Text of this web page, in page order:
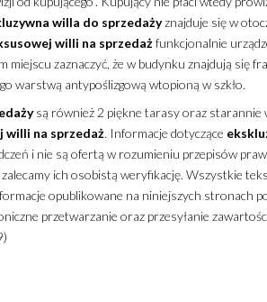
willa do sprzedażyznajduje się w
willi na sprzedażfunkcjonalnie
zaznaczyć, że w budynku znajdują się
warstwą antypoślizgową wtopioną w szkło.
są również 2 piękne tarasy oraz starannie
willi na sprzedaż. Informacje dotyczące
i nie są ofertą w rozumieniu przepisów
ich osobistą weryfikację. Wszystkie
opublikowane na niniejszych stronach
przetwarzanie oraz przesyłanie